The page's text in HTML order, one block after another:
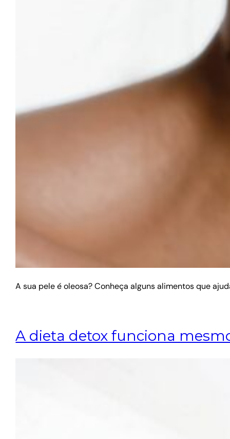
A sua pele é oleosa? Conheça alguns alimentos que
A dieta detox funciona